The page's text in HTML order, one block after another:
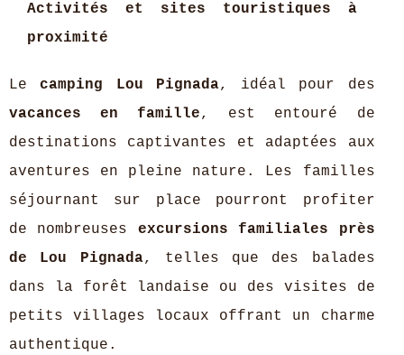
Activités et sites touristiques à
proximité
Lecamping Lou Pignada, idéal pour des
vacances en famille, est entouré de
destinations captivantes et adaptées aux
aventures en pleine nature. Les familles
séjournant sur place pourront profiter
de nombreuses excursions familiales près
de Lou Pignada, telles que des balades
dans la forêt landaise ou des visites de
petits villages locaux offrant un charme
authentique.